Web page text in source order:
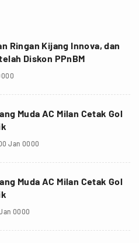
Ringan Kijang Innova, dan
Diskon PPnBM
Muda AC Milan Cetak Gol
Jan 0000
Muda AC Milan Cetak Gol
0000